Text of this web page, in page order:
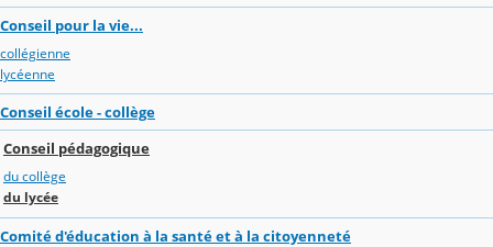
Conseil pour la vie...
collégienne
lycéenne
Conseil école - collège
Conseil pédagogique
du collège
du lycée
Comité d'éducation à la santé et à la citoyenneté